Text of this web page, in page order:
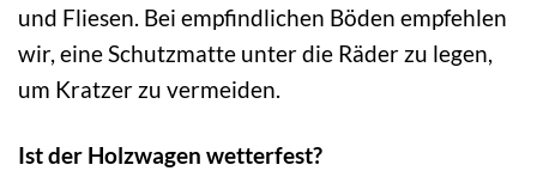
und Fliesen. Bei empfindlichen Böden empfehlen
wir, eine Schutzmatte unter die Räder zu legen,
um Kratzer zu vermeiden.
Ist der Holzwagen wetterfest?